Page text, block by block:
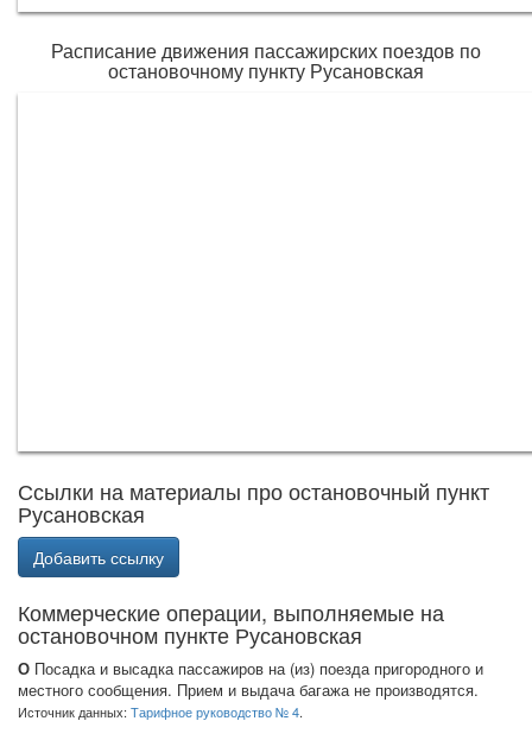
Расписание движения пассажирских поездов по
остановочному пункту Русановская
Ссылки на материалы про остановочный пункт
Русановская
Добавить ссылку
Коммерческие операции, выполняемые на
остановочном пункте Русановская
О Посадка и высадка пассажиров на (из) поезда пригородного и
местного сообщения. Прием и выдача багажа не производятся.
Источник данных: Тарифное руководство № 4.